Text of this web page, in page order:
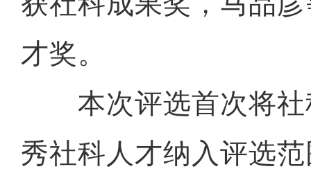
才奖。
本次评选首次将社
秀社科人才纳入评选